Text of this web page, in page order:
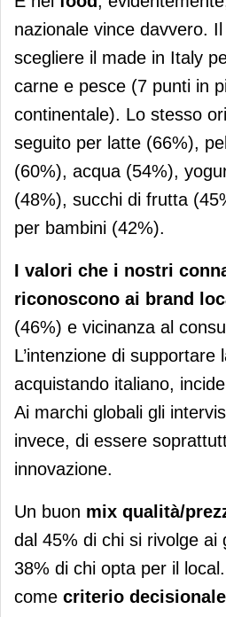
nazionale vince davvero.
scegliere il made in Italy
carne e pesce (7 punti in
continentale). Lo stesso
seguito per latte (66%),
(60%), acqua (54%),
(48%), succhi di frutta
per bambini (42%).
I valori che i nostri
riconoscono ai brand
(46%) e vicinanza al
L’intenzione di supportare
acquistando italiano,
Ai marchi globali gli
invece, di essere
innovazione.
Un buon mix qualità/
dal 45% di chi si rivolge ai
38% di chi opta per il
come criterio decisionale